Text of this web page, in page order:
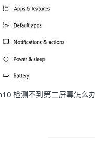
检测不到第二屏幕怎么